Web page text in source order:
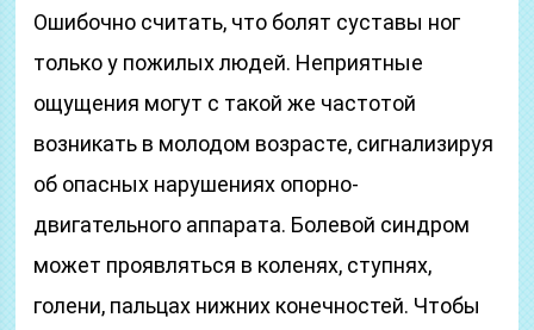
Ошибочно считать, что болят суставы ног
только у пожилых людей. Неприятные
ощущения могут с такой же частотой
возникать в молодом возрасте, сигнализируя
об опасных нарушениях опорно-
двигательного аппарата. Болевой синдром
может проявляться в коленях, ступнях,
голени, пальцах нижних конечностей. Чтобы